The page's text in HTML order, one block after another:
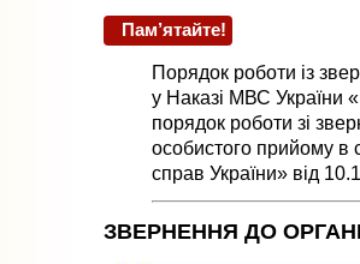
Пам’ятайте!
Порядок роботи із
у Наказі МВС України
порядок роботи зі
особистого прийому в
справ України» від
ЗВЕРНЕННЯ ДО